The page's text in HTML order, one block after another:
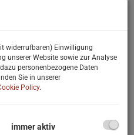
widerrufbaren) Einwilligung
unserer Website sowie zur Analyse
personenbezogene Daten
Sie in unserer
Policy.
immer aktiv